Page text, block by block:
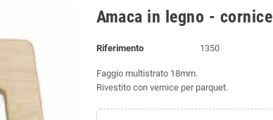
Amaca in legno - cornice
Riferimento 1350
Faggio multistrato 18mm.
Rivestito con vernice per parquet.